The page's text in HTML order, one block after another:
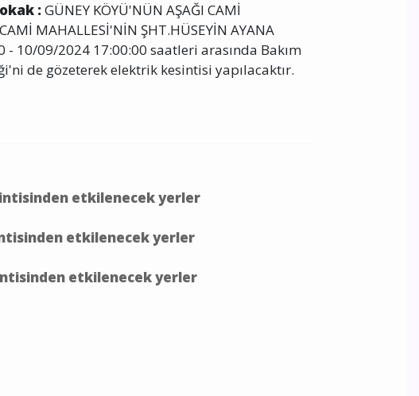
:GÜNEY KÖYÜ'NÜN AŞAĞI CAMİ
MAHALLESİ'NİN ŞHT.HÜSEYİN AYANA
10/09/2024 17:00:00 saatleri arasında Bakım
de gözeterek elektrik kesintisi yapılacaktır.
etkilenecek yerler
etkilenecek yerler
etkilenecek yerler